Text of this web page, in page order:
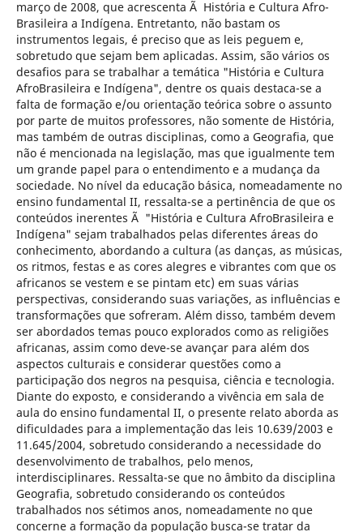
março de 2008, que acrescenta Ã História e Cultura Afro-
Brasileira a Indígena. Entretanto, não bastam os
instrumentos legais, é preciso que as leis peguem e,
sobretudo que sejam bem aplicadas. Assim, são vários os
desafios para se trabalhar a temática "História e Cultura
AfroBrasileira e Indígena", dentre os quais destaca-se a
falta de formação e/ou orientação teórica sobre o assunto
por parte de muitos professores, não somente de História,
mas também de outras disciplinas, como a Geografia, que
não é mencionada na legislação, mas que igualmente tem
um grande papel para o entendimento e a mudança da
sociedade. No nível da educação básica, nomeadamente no
ensino fundamental II, ressalta-se a pertinência de que os
conteúdos inerentes Ã "História e Cultura AfroBrasileira e
Indígena" sejam trabalhados pelas diferentes áreas do
conhecimento, abordando a cultura (as danças, as músicas,
os ritmos, festas e as cores alegres e vibrantes com que os
africanos se vestem e se pintam etc) em suas várias
perspectivas, considerando suas variações, as influências e
transformações que sofreram. Além disso, também devem
ser abordados temas pouco explorados como as religiões
africanas, assim como deve-se avançar para além dos
aspectos culturais e considerar questões como a
participação dos negros na pesquisa, ciência e tecnologia.
Diante do exposto, e considerando a vivência em sala de
aula do ensino fundamental II, o presente relato aborda as
dificuldades para a implementação das leis 10.639/2003 e
11.645/2004, sobretudo considerando a necessidade do
desenvolvimento de trabalhos, pelo menos,
interdisciplinares. Ressalta-se que no âmbito da disciplina
Geografia, sobretudo considerando os conteúdos
trabalhados nos sétimos anos, nomeadamente no que
concerne a formação da população busca-se tratar da